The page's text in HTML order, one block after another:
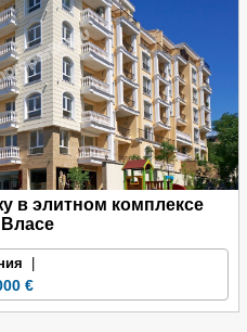
в элитном комплексе
€